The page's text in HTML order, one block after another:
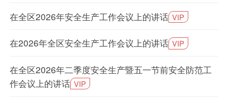
在全区2026年安全生产工作会议上的讲话 VIP
在2026年全区安全生产工作会议上的讲话 VIP
在全区2026年二季度安全生产暨五一节前安全防范工
作会议上的讲话 VIP